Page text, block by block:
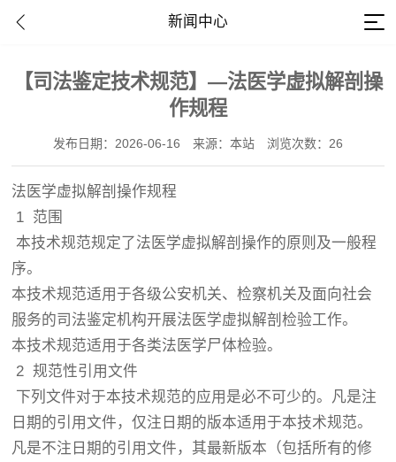
新闻中心
【司法鉴定技术规范】—法医学虚拟解剖操
作规程
发布日期：2026-06-16 来源：本站 浏览次数：26
法医学虚拟解剖操作规程
1 范围
本技术规范规定了法医学虚拟解剖操作的原则及一般程
序。
本技术规范适用于各级公安机关、检察机关及面向社会
服务的司法鉴定机构开展法医学虚拟解剖检验工作。
本技术规范适用于各类法医学尸体检验。
2 规范性引用文件
下列文件对于本技术规范的应用是必不可少的。凡是注
日期的引用文件，仅注日期的版本适用于本技术规范。
凡是不注日期的引用文件，其最新版本（包括所有的修